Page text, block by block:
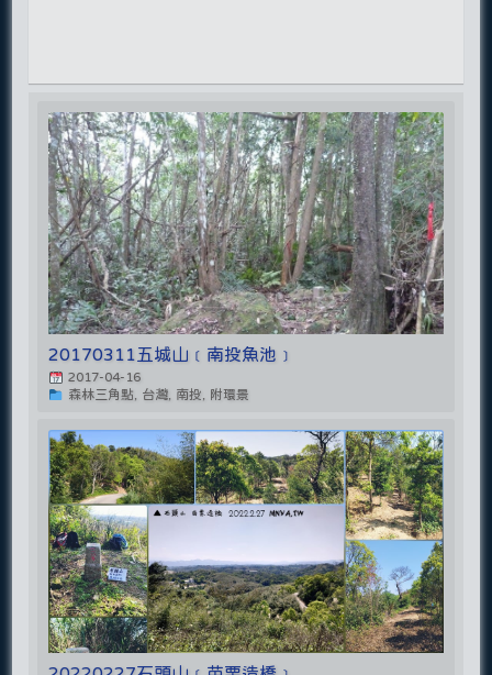
20170311五城山﹝南投魚池﹞
2017-04-16
森林三角點, 台灣, 南投, 附環景